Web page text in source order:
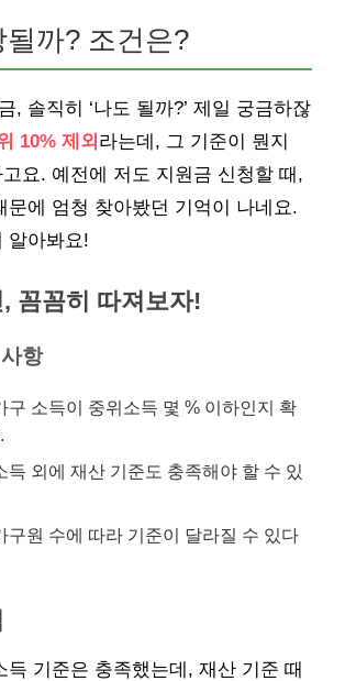
될까? 조건은?
, 솔직히 ‘나도 될까?’ 제일 궁금하잖
10% 제외 라는데, 그 기준이 뭔지
요. 예전에 저도 지원금 신청할 때,
문에 엄청 찾아봤던 기억이 나네요.
알아봐요!
꼼꼼히 따져보자!
항
구 소득이 중위소득 몇 % 이하인지 확
득 외에 재산 기준도 충족해야 할 수 있
구원 수에 따라 기준이 달라질 수 있다
득 기준은 충족했는데, 재산 기준 때